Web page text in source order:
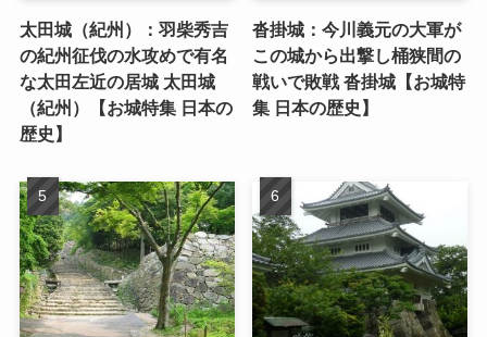
太田城（紀州）：羽柴秀吉
の紀州征伐の水攻めで有名
な太田左近の居城 太田城
（紀州）【お城特集 日本の
歴史】
沓掛城：今川義元の大軍が
この城から出撃し桶狭間の
戦いで敗戦 沓掛城【お城特
集 日本の歴史】